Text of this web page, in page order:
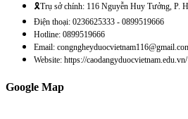
🎗️Trụ sở chính: 116 Nguyễn Huy Tưởng, P.
Điện thoại: 0236625333 - 0899519666
Hotline: 0899519666
Email:
Website: https://caodangyduocvietnam.edu.vn/
Google Map